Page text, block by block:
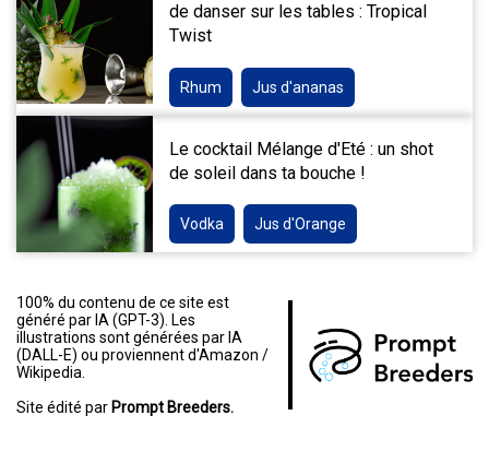
de danser sur les tables : Tropical
Twist
Rhum Jus d'ananas
Le cocktail Mélange d'Eté : un shot
de soleil dans ta bouche !
Vodka Jus d'Orange
100% du contenu de ce site est
généré par IA (GPT-3). Les
illustrations sont générées par IA
(DALL-E) ou proviennent d'Amazon /
Wikipedia.
Site édité par Prompt Breeders.